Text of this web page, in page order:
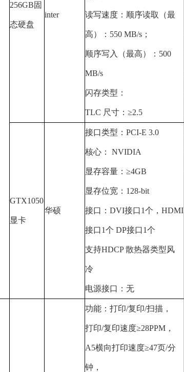
256GB固
态硬盘
inter 读写速度：顺序读取（最
高）： 550 MB/s ；
顺序写入（最高）： 500
MB/s
闪存类型：
TLC 尺寸： ≥2.5
GTX1050
显卡
华硕
接口类型： PCI-E 3.0
核心： NVIDIA
显存容量： ≥4GB
显存位宽： 128-bit
接口： DVI接口1个， HDMI
接口1个 DP接口1个
支持HDCP散热器类型风
冷
电源接口：无
功能：打印/复印/扫描，
打印/复印速度≥28PPM ，
A5横向打印速度≥47页/分
钟，